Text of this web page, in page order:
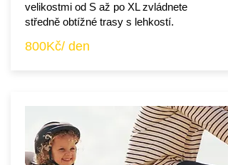
velikostmi od S až po XL zvládnete
středně obtížné trasy s lehkostí.
800Kč/ den